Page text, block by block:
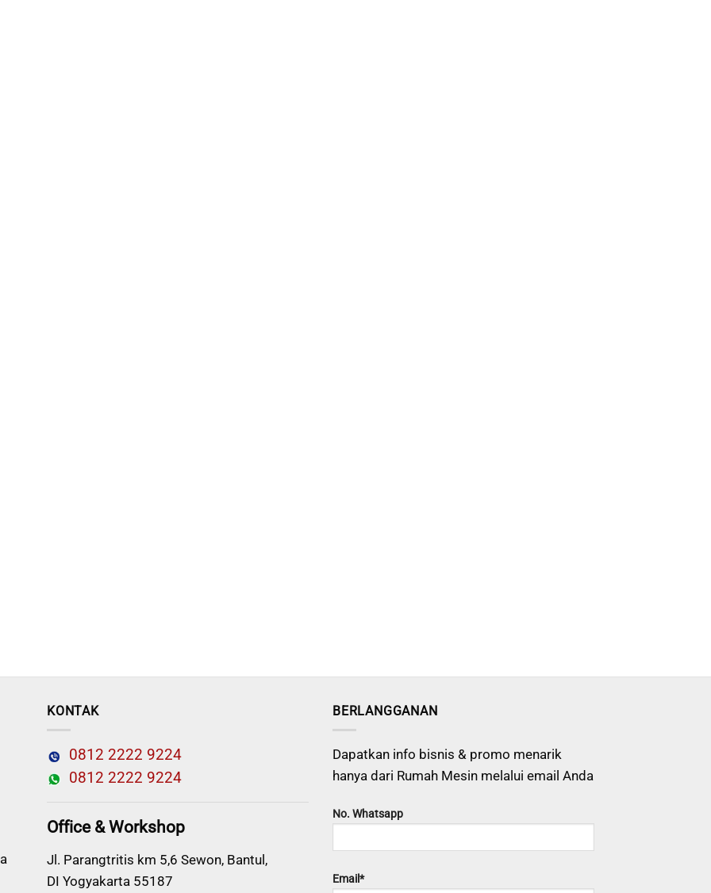
KONTAK
0812 2222 9224
0812 2222 9224
Office & Workshop
Jl. Parangtritis km 5,6 Sewon, Bantul,
DI Yogyakarta 55187
BERLANGGANAN
Dapatkan info bisnis & promo menarik
hanya dari Rumah Mesin melalui email Anda
No. Whatsapp
Email*